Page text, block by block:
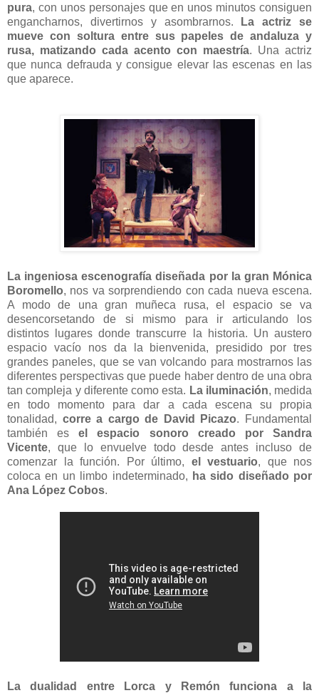
pura, con unos personajes que en unos minutos consiguen
engancharnos, divertirnos y asombrarnos. La actriz se
mueve con soltura entre sus papeles de andaluza y
rusa, matizando cada acento con maestría. Una actriz
que nunca defrauda y consigue elevar las escenas en las
que aparece.
La ingeniosa escenografía diseñada por la gran Mónica
Boromello, nos va sorprendiendo con cada nueva escena.
A modo de una gran muñeca rusa, el espacio se va
desencorsetando de si mismo para ir articulando los
distintos lugares donde transcurre la historia. Un austero
espacio vacío nos da la bienvenida, presidido por tres
grandes paneles, que se van volcando para mostrarnos las
diferentes perspectivas que puede haber dentro de una obra
tan compleja y diferente como esta. La iluminación, medida
en todo momento para dar a cada escena su propia
tonalidad, corre a cargo de David Picazo. Fundamental
también esel espacio sonoro creado por Sandra
Vicente, que lo envuelve todo desde antes incluso de
comenzar la función. Por último, el vestuario, que nos
coloca en un limbo indeterminado, ha sido diseñado por
Ana López Cobos.
La dualidad entre Lorca y Remón funciona a la